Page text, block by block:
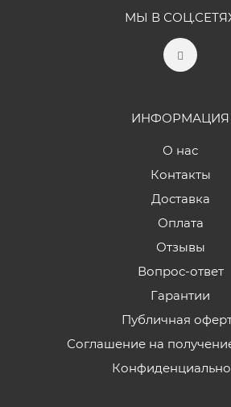
МЫ В
ИНФОРМАЦИЯ
О нас
Контакты
Доставка
Оплата
Отзывы
Вопрос-ответ
Гарантии
Публичная
Соглашение на